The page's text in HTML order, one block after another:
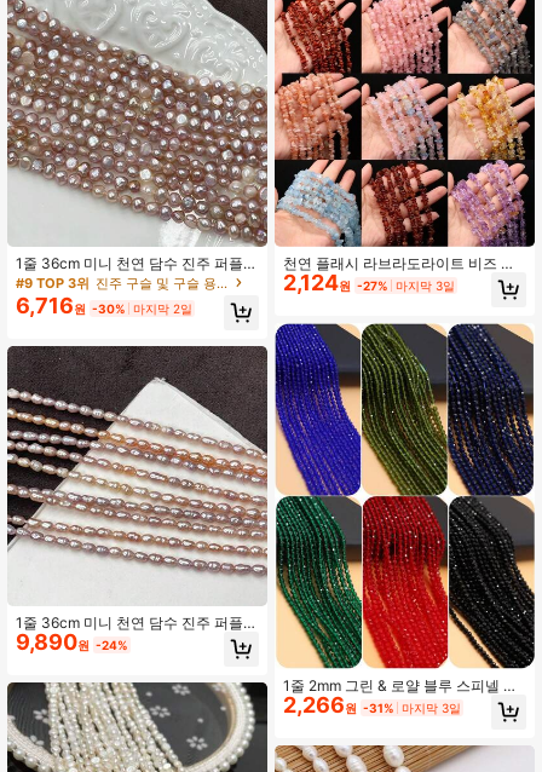
1줄 36cm 미니 천연 담수 진주 퍼플
너겟 진주 비즈 주얼리 제작 DIY 여성
남성 목걸이 팔찌 수공예 액세서리
#9 TOP 3위 진주 구슬 및 구슬 용품
6,716원 -30% 마지막 2일
1줄 36cm 미니 천연 담수 진주 퍼플
라이스 진주 비즈 주얼리 제작 DIY 여
성 남성 목걸이 팔찌 수공예 액세서리
9,890원 -24%
천연 플래시 라브라도라이트 비즈 비
대칭 프리폼 칩 자갈 비즈 주얼리 제작
용 DIY 목걸이 팔찌 40CM
2,124원 -27% 마지막 3일
1줄 2mm 그린 & 로얄 블루 스피넬 비
즈 참 DIY 수제 목걸이 귀걸이 팔찌 주
얼리 액세서리용
2,266원 -31% 마지막 3일